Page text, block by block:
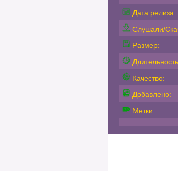
Дата релиза:
Слушали/
Размер:
Качество:
Добавлено:
Метки: